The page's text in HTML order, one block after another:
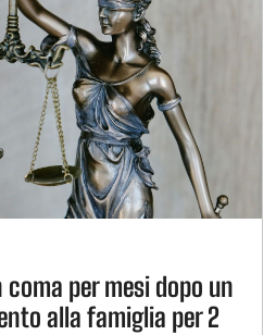
per mesi dopo un
alla famiglia per 2